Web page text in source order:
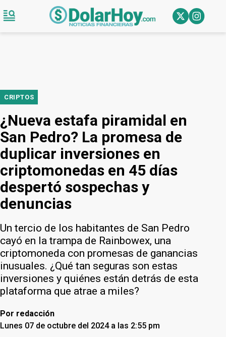
CRIPTOS
¿Nueva estafa piramidal en
San Pedro? La promesa de
duplicar inversiones en
criptomonedas en 45 días
despertó sospechas y
denuncias
Un tercio de los habitantes de San Pedro
cayó en la trampa de Rainbowex, una
criptomoneda con promesas de ganancias
inusuales. ¿Qué tan seguras son estas
inversiones y quiénes están detrás de esta
plataforma que atrae a miles?
Por redacción
Lunes 07 de octubre del 2024 a las 2:55 pm